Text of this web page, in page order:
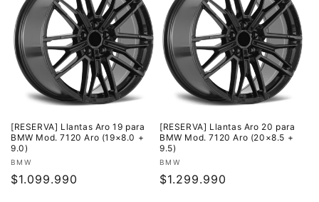
[RESERVA] Llantas Aro 19 para
BMW Mod. 7120 Aro (19×8.0 +
9.0)
Proveedor:
BMW
Precio
$1.099.990
[RESERVA] Llantas Aro 20 para
BMW Mod. 7120 Aro (20×8.5 +
9.5)
Proveedor:
BMW
Precio
$1.299.990